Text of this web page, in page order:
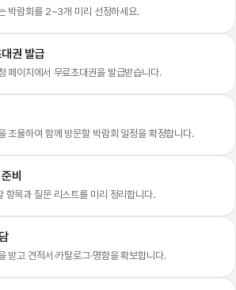
박람회를 2~3개 미리 선정하세요.
권 발급
페이지에서 무료초대권을 발급받습니다.
조율하여 함께 방문할 박람회 일정을 확정합니다.
비
항목과 질문 리스트를 미리 정리합니다.
받고 견적서·카탈로그·명함을 확보합니다.